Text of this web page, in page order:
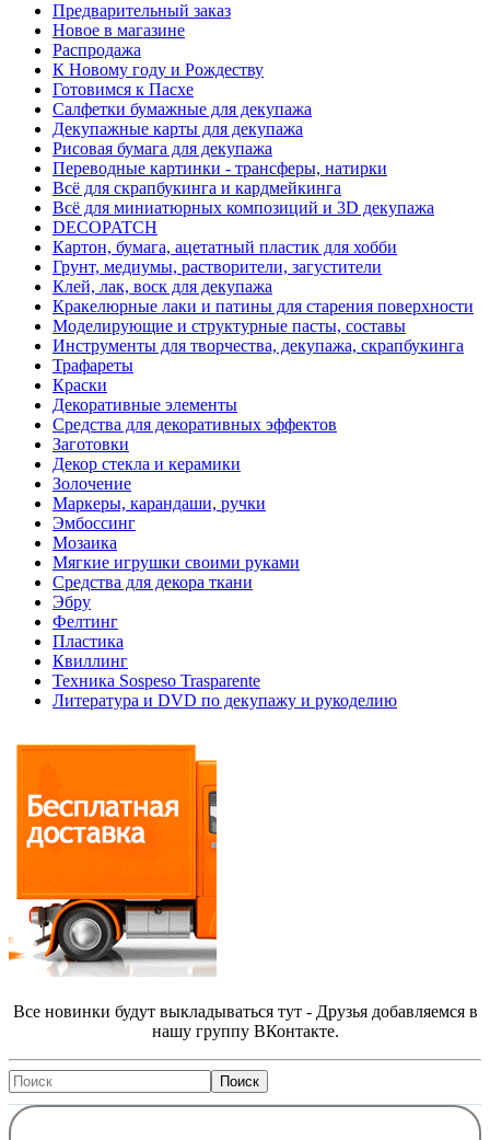
Предварительный заказ
Новое в магазине
Распродажа
К Новому году и Рождеству
Готовимся к Пасхе
Салфетки бумажные для декупажа
Декупажные карты для декупажа
Рисовая бумага для декупажа
Переводные картинки - трансферы, натирки
Всё для скрапбукинга и кардмейкинга
Всё для миниатюрных композиций и 3D декупажа
DECOPATCH
Картон, бумага, ацетатный пластик для хобби
Грунт, медиумы, растворители, загустители
Клей, лак, воск для декупажа
Кракелюрные лаки и патины для старения поверхности
Моделирующие и структурные пасты, составы
Инструменты для творчества, декупажа, скрапбукинга
Трафареты
Краски
Декоративные элементы
Средства для декоративных эффектов
Заготовки
Декор стекла и керамики
Золочение
Маркеры, карандаши, ручки
Эмбоссинг
Мозаика
Мягкие игрушки своими руками
Средства для декора ткани
Эбру
Фелтинг
Пластика
Квиллинг
Техника Sospeso Trasparente
Литература и DVD по декупажу и рукоделию
Все новинки будут выкладываться тут - Друзья добавляемся в
нашу группу ВКонтакте.